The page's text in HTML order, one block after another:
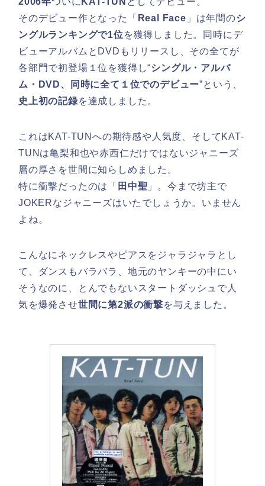
そのデビュー作となった「 Real Face 」は年間のシ
ングルランキングで1位を獲得しました。同時にデ
ビューアルバムとDVDもリリースし、その全てが
各部門で初登場１位を獲得し“シングル・アルバ
ム・DVD、同時に全て１位でのデビュー”という、
史上初の記録を達成しました。
これはKAT-TUNへの期待感や人気度、そしてKAT-
TUNは亀梨和也や赤西仁だけではないジャニーズ
層の厚さを世間に知らしめました。
特に衝撃だったのは「 田中聖 」。今まで坊主で
JOKERなジャニーズはいたでしょうか。いません
よね。
こんなにネックレスやピアスをジャラジャラとし
て、ダンスもバラバラ、地元のヤンキーの中にい
そうなのに、とんでもないスタートダッシュで人
気を爆発させ世間に第2派の衝撃を与えました。